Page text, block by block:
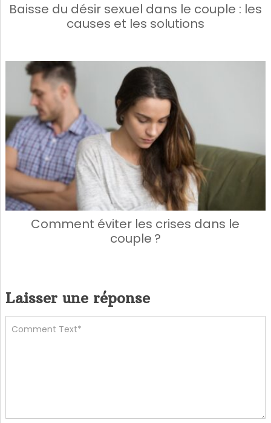
Baisse du désir sexuel dans le couple : les
causes et les solutions
Comment éviter les crises dans le
couple ?
Laisser une réponse